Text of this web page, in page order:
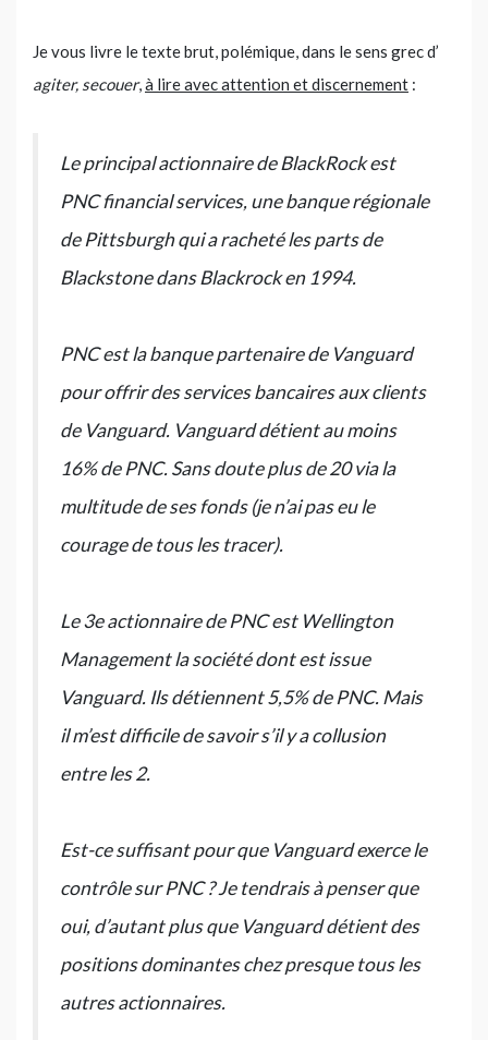
Je vous livre le texte brut, polémique, dans le sens grec d’
agiter, secouer,à lire avec attention et discernement :
Le principal actionnaire de BlackRock est
PNC financial services, une banque régionale
de Pittsburgh qui a racheté les parts de
Blackstone dans Blackrock en 1994.
PNC est la banque partenaire de Vanguard
pour offrir des services bancaires aux clients
de Vanguard. Vanguard détient au moins
16% de PNC. Sans doute plus de 20 via la
multitude de ses fonds (je n’ai pas eu le
courage de tous les tracer).
Le 3e actionnaire de PNC est Wellington
Management la société dont est issue
Vanguard. Ils détiennent 5,5% de PNC. Mais
il m’est difficile de savoir s’il y a collusion
entre les 2.
Est-ce suffisant pour que Vanguard exerce le
contrôle sur PNC ? Je tendrais à penser que
oui, d’autant plus que Vanguard détient des
positions dominantes chez presque tous les
autres actionnaires.